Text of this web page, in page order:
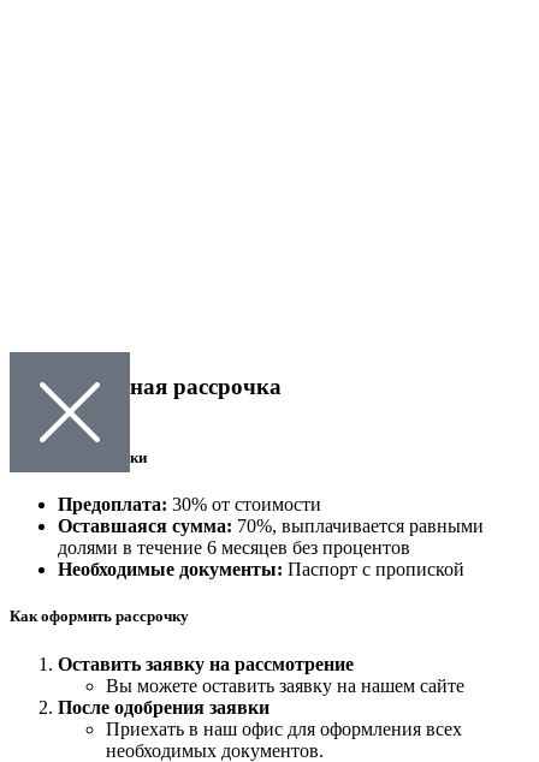
Беспроцентная рассрочка
Условия рассрочки
Предоплата: 30% от стоимости
Оставшаяся сумма: 70%, выплачивается равными
долями в течение 6 месяцев без процентов
Необходимые документы: Паспорт с пропиской
Как оформить рассрочку
Оставить заявку на рассмотрение
Вы можете оставить заявку на нашем сайте
После одобрения заявки
Приехать в наш офис для оформления всех
необходимых документов.